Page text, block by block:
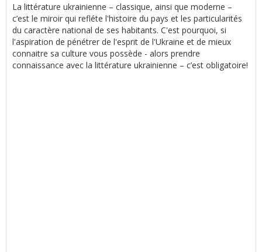
La littérature ukrainienne – classique, ainsi que moderne –
c’est le miroir qui refléte l'histoire du pays et les particularités
du caractère national de ses habitants. C'est pourquoi, si
l'aspiration de pénétrer de l'esprit de l'Ukraine et de mieux
connaitre sa culture vous possède - alors prendre
connaissance avec la littérature ukrainienne – c’est obligatoire!